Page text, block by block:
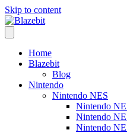
Skip to content
Home
Blazebit
Blog
Nintendo
Nintendo NES
Nintendo
Nintendo
Nintendo